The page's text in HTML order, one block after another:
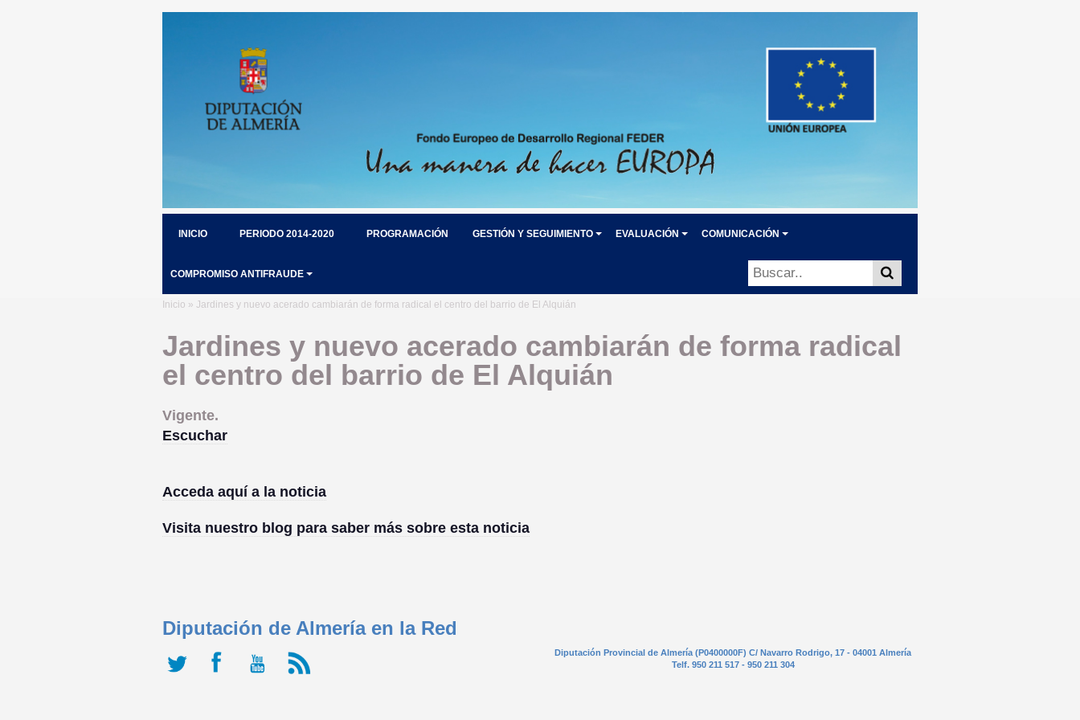
INICIO PERIODO 2014-2020 PROGRAMACIÓN GESTIÓN Y SEGUIMIENTO EVALUACIÓN COMUNICACIÓN
COMPROMISO ANTIFRAUDE
Inicio » Jardines y nuevo acerado cambiarán de forma radical el centro del barrio de El Alquián
Jardines y nuevo acerado cambiarán de forma radical
el centro del barrio de El Alquián
Vigente.
Escuchar
Acceda aquí a la noticia
Visita nuestro blog para saber más sobre esta noticia
Diputación de Almería en la Red
Diputación Provincial de Almería (P0400000F) C/ Navarro Rodrigo, 17 - 04001 Almería
Telf. 950 211 517 - 950 211 304